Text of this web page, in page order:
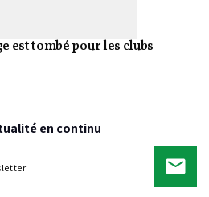
est tombé pour les clubs
en continu